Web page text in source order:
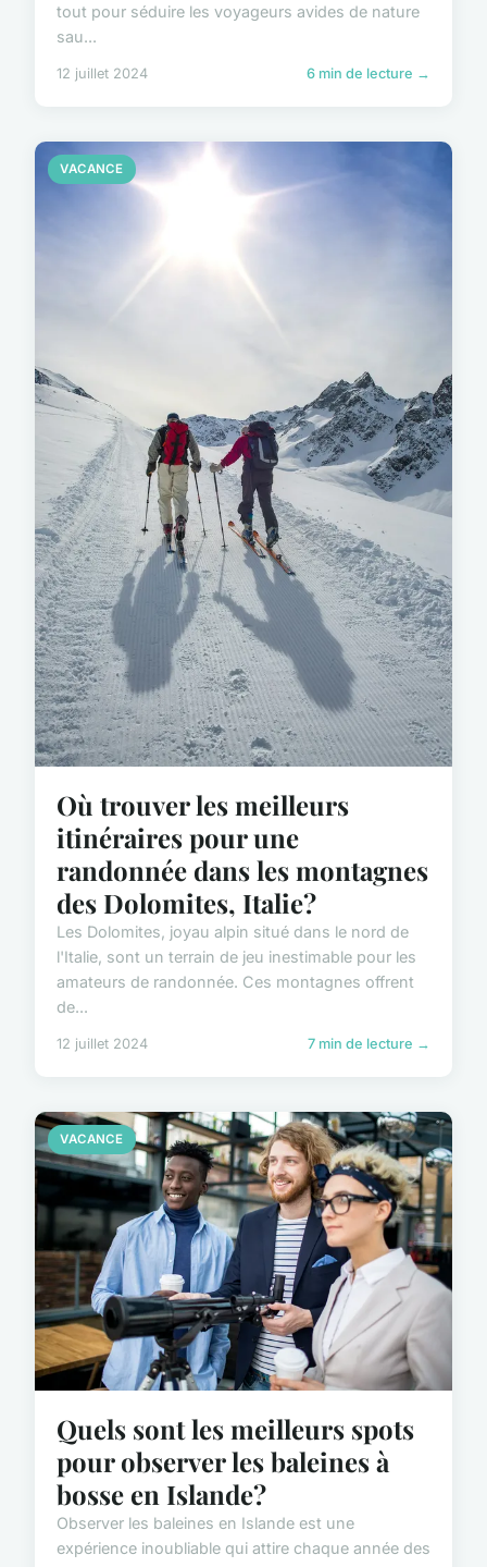
tout pour séduire les voyageurs avides de nature
sau...
12 juillet 2024 6 min de lecture →
VACANCE
Où trouver les meilleurs
itinéraires pour une
randonnée dans les montagnes
des Dolomites, Italie?
Les Dolomites, joyau alpin situé dans le nord de
l'Italie, sont un terrain de jeu inestimable pour les
amateurs de randonnée. Ces montagnes offrent
de...
12 juillet 2024 7 min de lecture →
VACANCE
Quels sont les meilleurs spots
pour observer les baleines à
bosse en Islande?
Observer les baleines en Islande est une
expérience inoubliable qui attire chaque année des